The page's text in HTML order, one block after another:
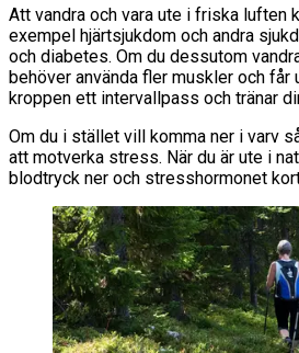
Att vandra och vara ute i friska luften
exempel hjärtsjukdom och andra
och diabetes. Om du dessutom
behöver använda fler muskler och
kroppen ett intervallpass och tränar
Om du i stället vill komma ner i varv
att motverka stress. När du är ute i
blodtryck ner och stresshormonet